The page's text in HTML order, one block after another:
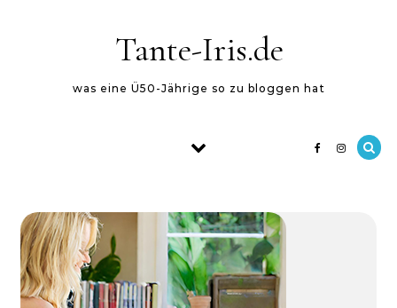
Tante-Iris.de
was eine Ü50-Jährige so zu bloggen hat